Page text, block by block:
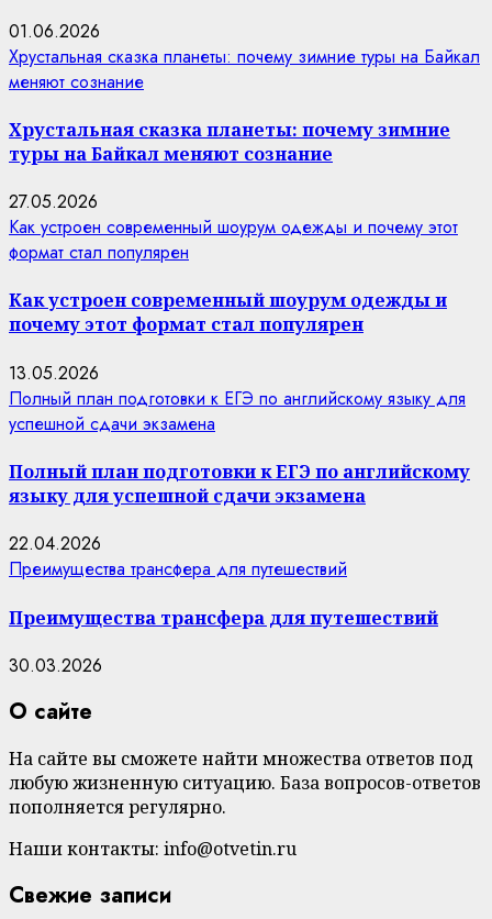
01.06.2026
Хрустальная сказка планеты: почему зимние туры на Байкал
меняют сознание
Хрустальная сказка планеты: почему зимние
туры на Байкал меняют сознание
27.05.2026
Как устроен современный шоурум одежды и почему этот
формат стал популярен
Как устроен современный шоурум одежды и
почему этот формат стал популярен
13.05.2026
Полный план подготовки к ЕГЭ по английскому языку для
успешной сдачи экзамена
Полный план подготовки к ЕГЭ по английскому
языку для успешной сдачи экзамена
22.04.2026
Преимущества трансфера для путешествий
Преимущества трансфера для путешествий
30.03.2026
О сайте
На сайте вы сможете найти множества ответов под
любую жизненную ситуацию. База вопросов-ответов
пополняется регулярно.
Наши контакты: info@otvetin.ru
Свежие записи